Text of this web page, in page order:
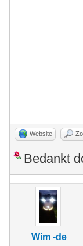
Website
Bedankt
Wim -de